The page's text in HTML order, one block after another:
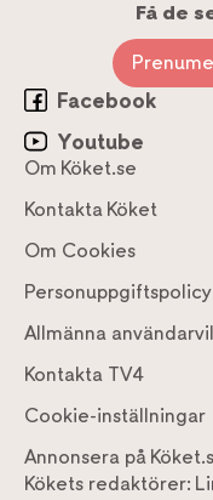
Få de
Facebook
Youtube
Om Köket.se
Kontakta Köket
Om Cookies
Personuppgiftspolicy
Allmänna
Kontakta TV4
Cookie-inställningar
Annonsera på
Kökets redaktörer: